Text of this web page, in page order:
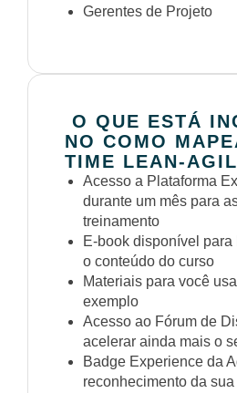
Gerentes de Projeto
O QUE ESTÁ
NO COMO
TIME LEAN-
Acesso a Plataforma
durante um mês para
treinamento
E-book disponível para
o conteúdo do curso
Materiais para você
exemplo
Acesso ao Fórum de
acelerar ainda mais o
Badge Experience da
reconhecimento da